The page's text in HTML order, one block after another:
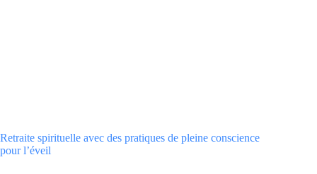
Retraite spirituelle avec des pratiques de pleine conscience
pour l’éveil